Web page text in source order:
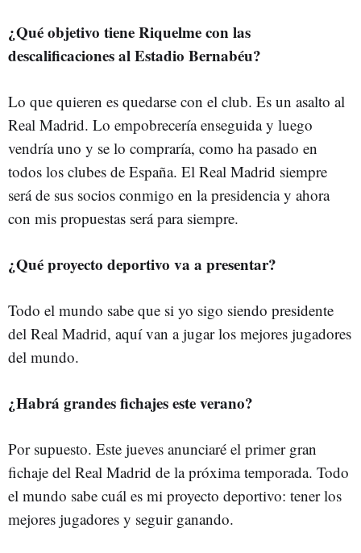
¿Qué objetivo tiene Riquelme con las
descalificaciones al Estadio Bernabéu?
Lo que quieren es quedarse con el club. Es un asalto al
Real Madrid. Lo empobrecería enseguida y luego
vendría uno y se lo compraría, como ha pasado en
todos los clubes de España. El Real Madrid siempre
será de sus socios conmigo en la presidencia y ahora
con mis propuestas será para siempre.
¿Qué proyecto deportivo va a presentar?
Todo el mundo sabe que si yo sigo siendo presidente
del Real Madrid, aquí van a jugar los mejores jugadores
del mundo.
¿Habrá grandes fichajes este verano?
Por supuesto. Este jueves anunciaré el primer gran
fichaje del Real Madrid de la próxima temporada. Todo
el mundo sabe cuál es mi proyecto deportivo: tener los
mejores jugadores y seguir ganando.